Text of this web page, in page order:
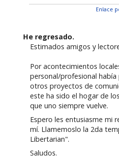
Enlace
He regresado.
Estimados amigos y
Por acontecimientos
personal/profesional
otros proyectos de
este ha sido el hogar de
que uno siempre vuelve.
Espero les entusiasme mi
mí. Llamemoslo la 2da
Libertarian".
Saludos.